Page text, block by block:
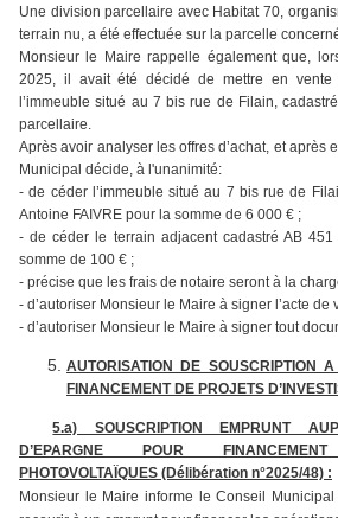
Une division parcellaire avec Habitat 70,
terrain nu, a été effectuée sur la parcelle
Monsieur le Maire rappelle également que,
2025, il avait été décidé de mettre en vente
l’immeuble situé au 7 bis rue de Filain,
parcellaire.
Après avoir analyser les offres d’achat, et après
Municipal décide, à l'unanimité:
- de céder l’immeuble situé au 7 bis rue de
Antoine FAIVRE pour la somme de 6 000 € ;
- de céder le terrain adjacent cadastré AB
somme de 100 € ;
- précise que les frais de notaire seront à la
- d’autoriser Monsieur le Maire à signer l’acte de
- d’autoriser Monsieur le Maire à signer tout
AUTORISATION DE SOUSCRIPTION
FINANCEMENT DE PROJETS
5.a) SOUSCRIPTION EMPRUNT
D’EPARGNE POUR
PHOTOVOLTAÏQUES (Délibération n°2025/48) :
Monsieur le Maire informe le Conseil